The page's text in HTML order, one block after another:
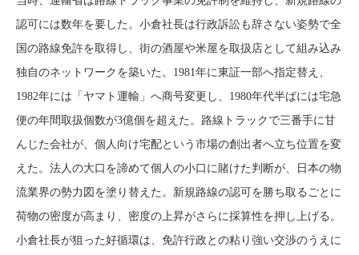
認可には数年を要した。小倉社長は行政訴訟も辞さない姿勢で全
国の路線免許を取得し、街の酒屋や米屋を取扱店として組み込み
独自のネットワークを築いた。1981年に東証一部へ指定替え、
1982年には「ヤマト運輸」へ商号変更し、1980年代半ばには宅急
便の年間取扱個数が3億個を超えた。路線トラックで三番手に甘
んじた会社が、個人向け宅配という市場の創出者へ立ち位置を変
えた。法人の大口を諦めて個人の小口に賭けた判断が、日本の物
流業界の勢力図を塗り替えた。新規路線の認可を勝ち取るごとに
荷物の密度が高まり、密度の上昇がさらに採算性を押し上げる。
小倉社長が狙った好循環は、免許行政との粘り強い交渉のうえに